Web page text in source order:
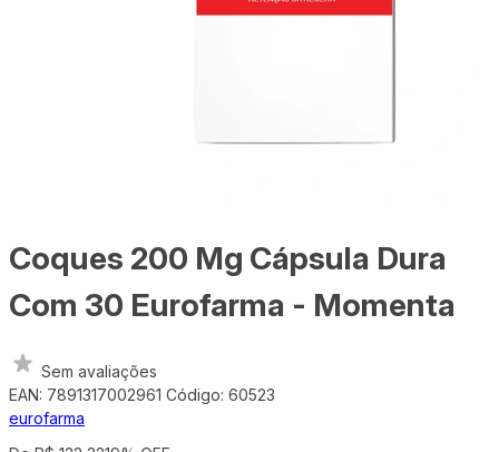
Coques 200 Mg Cápsula Dura
Com 30 Eurofarma - Momenta
Sem avaliações
EAN: 7891317002961 Código: 60523
eurofarma